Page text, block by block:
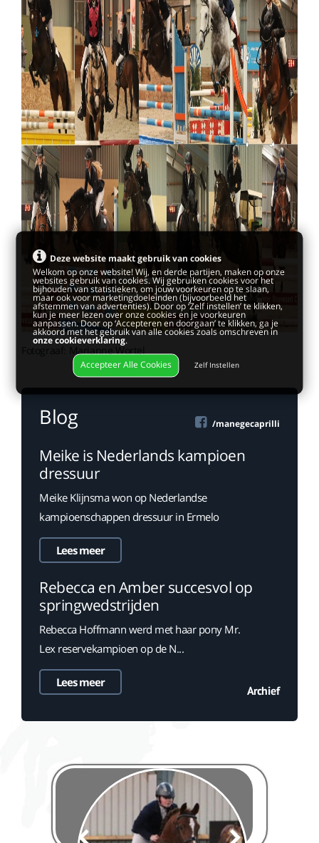
Fotograaf: Marianne Wortel
Blog /manegecaprilli
Meike is Nederlands kampioen
dressuur
Meike Klijnsma won op Nederlandse
kampioenschappen dressuur in Ermelo
Lees meer
Rebecca en Amber succesvol op
springwedstrijden
Rebecca Hoffmann werd met haar pony Mr.
Lex reservekampioen op de N...
Lees meer
Archief
Deze website maakt gebruik van cookies
Welkom op onze website! Wij, en derde partijen, maken op onze
websites gebruik van cookies. Wij gebruiken cookies voor het
bijhouden van statistieken, om jouw voorkeuren op te slaan,
maar ook voor marketingdoeleinden (bijvoorbeeld het
afstemmen van advertenties). Door op ‘Zelf instellen’ te klikken,
kun je meer lezen over onze cookies en je voorkeuren
aanpassen. Door op ‘Accepteren en doorgaan’ te klikken, ga je
akkoord met het gebruik van alle cookies zoals omschreven in
onze cookieverklaring.
Accepteer Alle Cookies Zelf Instellen